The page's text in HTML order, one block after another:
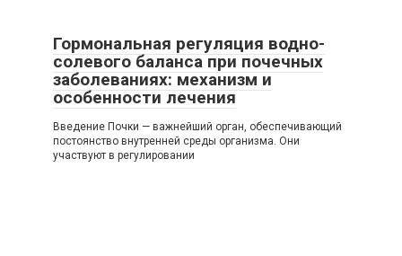
Гормональная регуляция водно-
солевого баланса при почечных
заболеваниях: механизм и
особенности лечения
Введение Почки — важнейший орган, обеспечивающий
постоянство внутренней среды организма. Они
участвуют в регулировании